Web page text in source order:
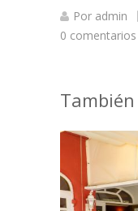
Por admin
0 comentarios